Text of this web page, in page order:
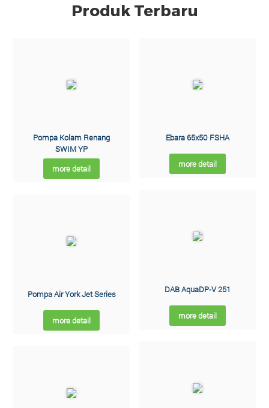
Produk Terbaru
Pompa Kolam Renang
SWIM YP
more detail
Pompa Air York Jet Series
more detail
Ebara 65x50 FSHA
more detail
DAB AquaDP-V 251
more detail